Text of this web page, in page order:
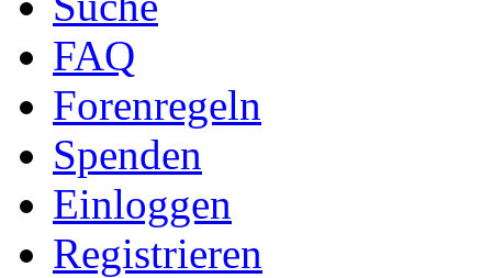
FAQ
Forenregeln
Spenden
Einloggen
Registrieren